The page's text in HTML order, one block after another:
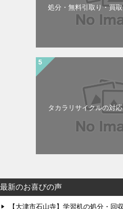
処分・無料引取り・買
タカラリサイクルの対
最新のお喜びの声
【大津市石山寺】学習机の処分・回